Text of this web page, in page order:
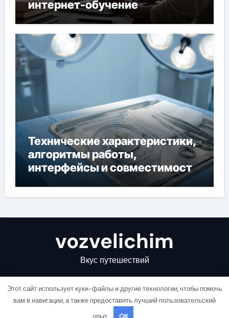
интернет-обучение
Технические характеристики,
алгоритмы работы,
интерфейсы и совместимость
двухкамерного ЭКС Apollo DR
vozvelichim
Вкус путешествий
Этот сайт использует куки-файлы и другие технологии, чтобы помочь
вам в навигации, а также предоставить лучший пользовательский
опыт.
OK